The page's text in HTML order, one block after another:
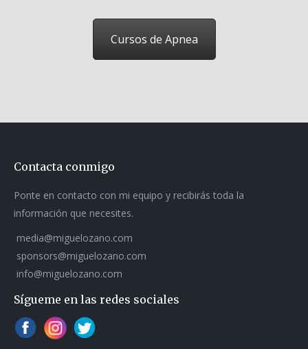
Cursos de Apnea
Contacta conmigo
Ponte en contacto con mi equipo y recibirás toda la
información que necesites.
media@miguelozano.com
sponsors@miguelozano.com
info@miguelozano.com
Sígueme en las redes sociales